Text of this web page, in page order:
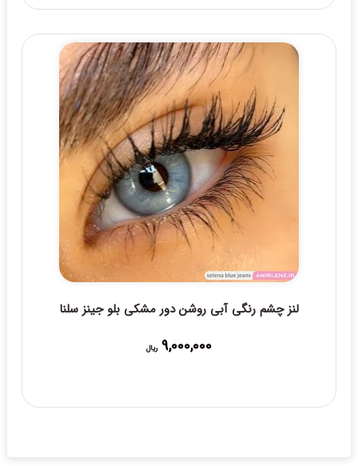
لنز چشم رنگی آبی روشن دور مشکی بلو جینز سلنا
9,000,000 ریال